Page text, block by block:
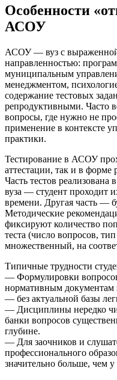
Особенности
АСОУ
АСОУ — вуз с выраженной
направленностью:
муниципальным
менеджментом,
содержание тестовых
репродуктивными. Часто
вопросы, где нужно не
применение в контексте
практики.
Тестирование в АСОУ
аттестации, так и в форме
Часть тестов реализована
вуза — студент проходит
времени. Другая часть —
Методические
фиксируют количество
теста (число вопросов,
множественный, на
Типичные трудности
— Формулировки
нормативным документам
— без актуальной базы
— Дисциплины нередко
банки вопросов
глубине.
— Для заочников и
профессионального
значительно больше, чем